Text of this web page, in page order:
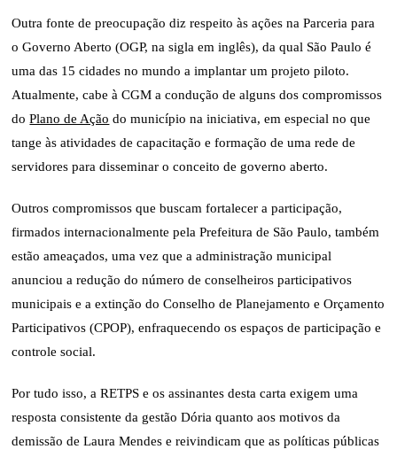
Outra fonte de preocupação diz respeito às ações na Parceria para
o Governo Aberto (OGP, na sigla em inglês), da qual São Paulo é
uma das 15 cidades no mundo a implantar um projeto piloto.
Atualmente, cabe à CGM a condução de alguns dos compromissos
doPlano de Ação do município na iniciativa, em especial no que
tange às atividades de capacitação e formação de uma rede de
servidores para disseminar o conceito de governo aberto.
Outros compromissos que buscam fortalecer a participação,
firmados internacionalmente pela Prefeitura de São Paulo, também
estão ameaçados, uma vez que a administração municipal
anunciou a redução do número de conselheiros participativos
municipais e a extinção do Conselho de Planejamento e Orçamento
Participativos (CPOP), enfraquecendo os espaços de participação e
controle social.
Por tudo isso, a RETPS e os assinantes desta carta exigem uma
resposta consistente da gestão Dória quanto aos motivos da
demissão de Laura Mendes e reivindicam que as políticas públicas